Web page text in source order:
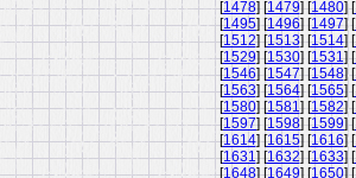
[1478] [1479] [1480] [
[1495] [1496] [1497] [
[1512] [1513] [1514] [
[1529] [1530] [1531] [
[1546] [1547] [1548] [
[1563] [1564] [1565] [
[1580] [1581] [1582] [
[1597] [1598] [1599] [
[1614] [1615] [1616] [
[1631] [1632] [1633] [
[1648] [1649] [1650] [